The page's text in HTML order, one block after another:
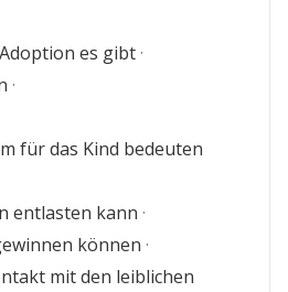
es gibt·
·
für das Kind bedeuten
entlasten kann ·
können ·
mit den leiblichen